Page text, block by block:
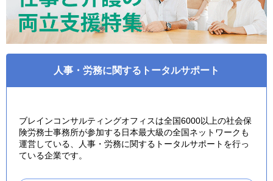
人事・労務に関するトータルサポート
ブレインコンサルティングオフィスは全国6000以上の社会保
険労務士事務所が参加する日本最大級の全国ネットワークも
運営している、人事・労務に関するトータルサポートを行っ
ている企業です。